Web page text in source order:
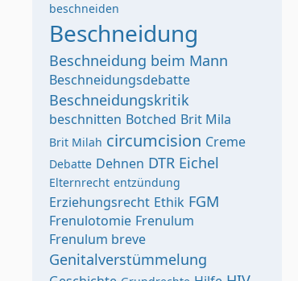
beschneiden
Beschneidung
Beschneidung beim Mann
Beschneidungsdebatte
Beschneidungskritik
beschnitten Botched Brit Mila
Brit Milah circumcision Creme
Debatte Dehnen DTR Eichel
Elternrecht entzündung
Erziehungsrecht Ethik FGM
Frenulotomie Frenulum
Frenulum breve
Genitalverstümmelung